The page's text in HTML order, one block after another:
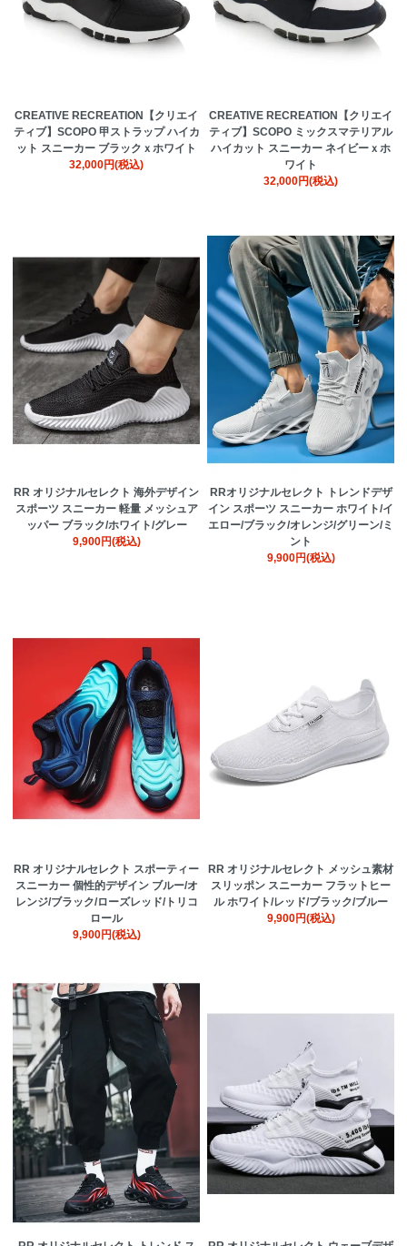
CREATIVE RECREATION【クリエイ
ティブ】SCOPO 甲ストラップ ハイカ
ット スニーカー ブラックｘホワイト
32,000円(税込)
CREATIVE RECREATION【クリエイ
ティブ】SCOPO ミックスマテリアル
ハイカット スニーカー ネイビーｘホ
ワイト
32,000円(税込)
RR オリジナルセレクト 海外デザイン
スポーツ スニーカー 軽量 メッシュア
ッパー ブラック/ホワイト/グレー
9,900円(税込)
RRオリジナルセレクト トレンドデザ
イン スポーツ スニーカー ホワイト/イ
エロー/ブラック/オレンジ/グリーン/ミ
ント
9,900円(税込)
RR オリジナルセレクト スポーティー
スニーカー 個性的デザイン ブルー/オ
レンジ/ブラック/ローズレッド/トリコ
ロール
9,900円(税込)
RR オリジナルセレクト メッシュ素材
スリッポン スニーカー フラットヒー
ル ホワイト/レッド/ブラック/ブルー
9,900円(税込)